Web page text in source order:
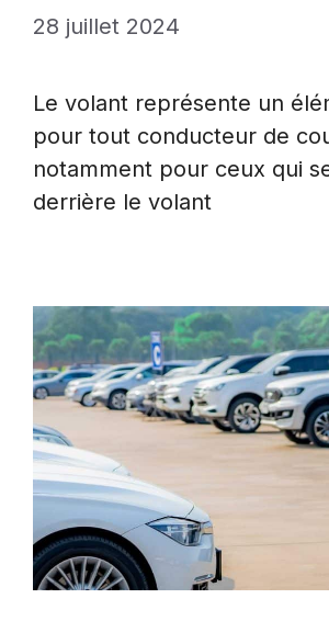
28 juillet 2024
Le volant représente un
pour tout conducteur de
notamment pour ceux qui
derrière le volant